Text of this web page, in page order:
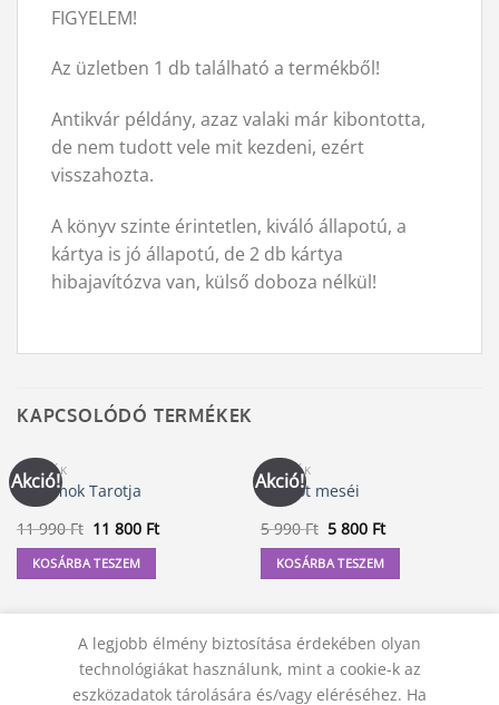
FIGYELEM!
Az üzletben 1 db található a termékből!
Antikvár példány, azaz valaki már kibontotta,
de nem tudott vele mit kezdeni, ezért
visszahozta.
A könyv szinte érintetlen, kiváló állapotú, a
kártya is jó állapotú, de 2 db kártya
hibajavítózva van, külső doboza nélkül!
KAPCSOLÓDÓ TERMÉKEK
Akció!
KÁRTYÁK
Az Álmok Tarotja
11 990Ft Original
was:
11
990 Ft.
11 800 FtCurrent
KOSÁRBA TESZEM
Akció!
KÁRTYÁK
A tarot meséi
5 990Ft Original
was:
5
990 Ft.
5 800 FtCurrent
is:
5
800 Ft.
KOSÁRBA TESZEM
A legjobb élmény biztosítása érdekében olyan
technológiákat használunk, mint a cookie-k az
eszközadatok tárolására és/vagy eléréséhez. Ha